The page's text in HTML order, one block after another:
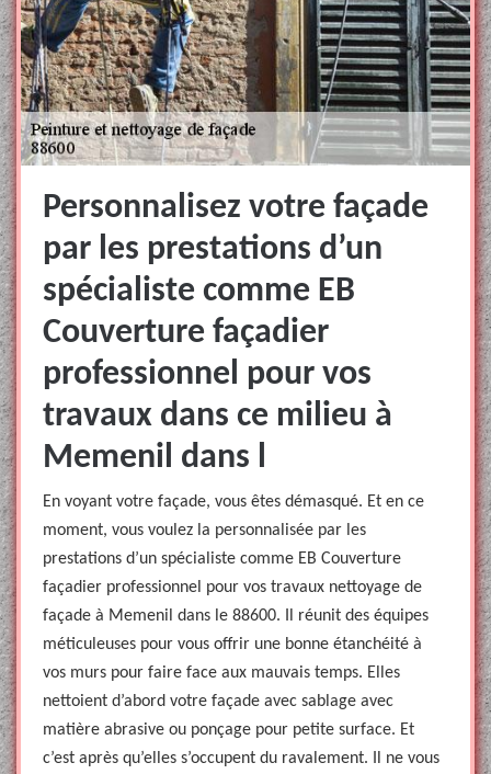
Personnalisez votre façade
par les prestations d’un
spécialiste comme EB
Couverture façadier
professionnel pour vos
travaux dans ce milieu à
Memenil dans l
En voyant votre façade, vous êtes démasqué. Et en ce
moment, vous voulez la personnalisée par les
prestations d’un spécialiste comme EB Couverture
façadier professionnel pour vos travaux nettoyage de
façade à Memenil dans le 88600. Il réunit des équipes
méticuleuses pour vous offrir une bonne étanchéité à
vos murs pour faire face aux mauvais temps. Elles
nettoient d’abord votre façade avec sablage avec
matière abrasive ou ponçage pour petite surface. Et
c’est après qu’elles s’occupent du ravalement. Il ne vous